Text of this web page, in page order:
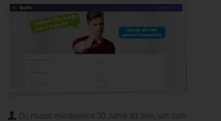
Du musst mindestens 30 Jahre alt sein, um dich